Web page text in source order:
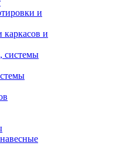
и
и
системы